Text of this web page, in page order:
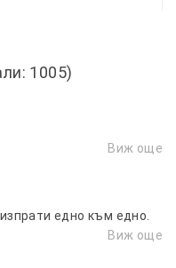
1005)
Виж още
едно към едно.
Виж още